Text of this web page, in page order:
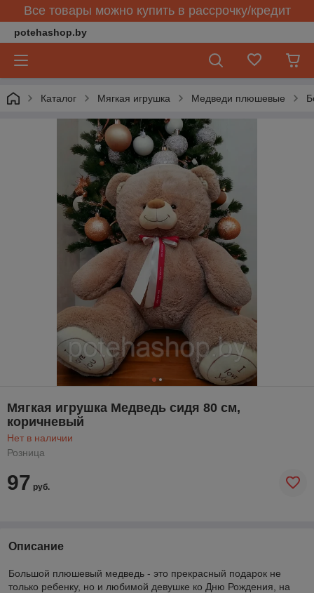
Все товары можно купить в рассрочку/кредит
potehashop.by
Каталог Мягкая игрушка Медведи плюшевые
Мягкая игрушка Медведь сидя 80 см,
коричневый
Нет в наличии
Розница
97 руб.
Описание
Большой плюшевый медведь - это прекрасный подарок не
только ребенку, но и любимой девушке ко Дню Рождения, на